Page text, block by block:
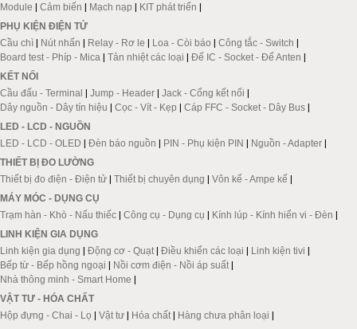
Module | Cảm biến | Mạch nạp | KIT phát triển |
PHỤ KIỆN ĐIỆN TỬ
Cầu chì | Nút nhấn | Relay - Rơ le | Loa - Còi báo | Công tắc - Switch |
Board test - Phíp - Mica | Tản nhiệt các loại | Đế IC - Socket - Đế Anten |
KẾT NỐI
Cầu đấu - Terminal | Jump - Header | Jack - Cổng kết nối |
Dây nguồn - Dây tín hiệu | Cọc - Vít - Kẹp | Cáp FFC - Socket - Dây Bus |
LED - LCD - NGUỒN
LED - LCD - OLED | Đèn báo nguồn | PIN - Phụ kiện PIN | Nguồn - Adapter |
THIẾT BỊ ĐO LƯỜNG
Thiết bị đo điện - Điện tử | Thiết bị chuyên dụng | Vôn kế - Ampe kế |
MÁY MÓC - DỤNG CỤ
Trạm hàn - Khò - Nấu thiếc | Công cụ - Dụng cụ | Kính lúp - Kính hiển vi - Đèn |
LINH KIỆN GIA DỤNG
Linh kiện gia dụng | Động cơ - Quạt | Điều khiển các loại | Linh kiện tivi |
Bếp từ - Bếp hồng ngoại | Nồi cơm điện - Nồi áp suất |
Nhà thông minh - Smart Home |
VẬT TƯ - HÓA CHẤT
Hộp đựng - Chai - Lọ | Vật tư | Hóa chất | Hàng chưa phân loại |